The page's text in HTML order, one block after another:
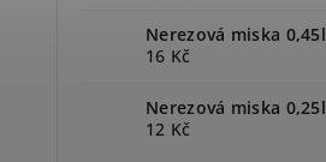
Nerezová miska 0,45l
16 Kč
Nerezová miska 0,25l
12 Kč